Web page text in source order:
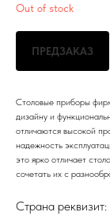
Out of stock
ПРЕДЗАКАЗ
Столовые приборы
дизайну и
отличаются высокой
надежность
это ярко отличает
сочетать их с
Страна реквизит: